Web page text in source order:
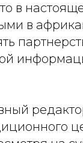
в
в